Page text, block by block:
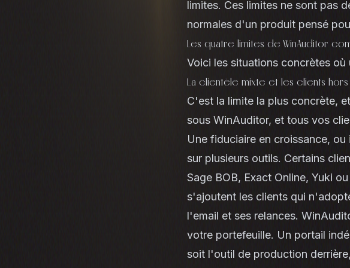
limites. Ces limites ne sont pas
normales d'un produit pensé
Les quatre limites de WinAuditor
Voici les situations concrètes
La clientèle mixte et les clients hors
C'est la limite la plus concrète,
sous WinAuditor, et tous vos
Une fiduciaire en croissance,
sur plusieurs outils. Certains
Sage BOB, Exact Online, Yuki
s'ajoutent les clients qui
l'email et ses relances.
votre portefeuille. Un portail
soit l'outil de production